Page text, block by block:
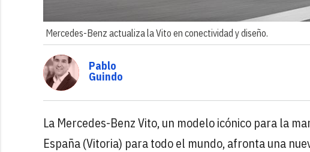
Mercedes-Benz actualiza la Vito en conectividad y diseño.
Pablo
Guindo
La Mercedes-Benz Vito, un modelo icónico para la
España (Vitoria) para todo el mundo, afronta una